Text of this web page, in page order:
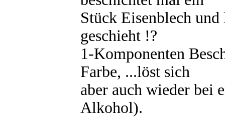
Stück Eisenblech
geschieht !?
1-Komponenten
Farbe, ...löst sich
aber auch wieder bei
Alkohol).